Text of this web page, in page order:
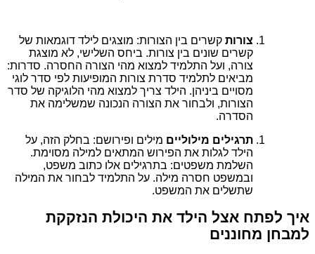
צורות קשרים בין הצורות: מוצגים לילד דוגמאות של
קשרים שונים בין צורות. ביחס השלישי, לא מוצגת
צורה, ועל התלמיד למצוא מהי הצורה החסרה. סדרות:
מביאים לתלמיד סדרת צורות המופיעות לפי סדר לוגי
מסויים ביניהן. הילד צריך למצוא מהי הלוגיקה של סדר
הצורות, ולבחור את הצורה הנכונה שמשלימה את
הסדרה.
תרגילים מילוליים מילים ופירושם: בחלק הזה, על
הילד לגלות את הפירוש המתאים למילה מסוימת.
השלמת משפטים: בתרגילים אלו כתוב משפט,
ובמשפט חסרה מילה. על התלמיד לבחור את המילה
שתשלים את המשפט.
איך לפתח אצל הילד את היכולת הנזקקת
למבחן מחוננים